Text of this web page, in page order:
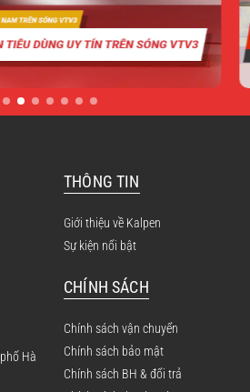
Hà
THÔNG TIN
Giới thiệu về Kalpen
Sự kiện nổi bật
CHÍNH SÁCH
Chính sách vận chuyển
Chính sách bảo mật
Chính sách BH & đổi trả